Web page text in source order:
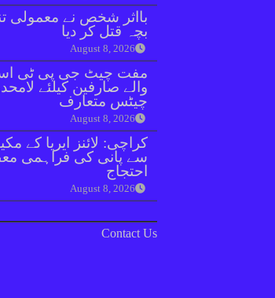
بچہ قتل کر دیا
August 8, 2026
مفت چیٹ جی پی ٹی
والے صارفین کیلئے
چیٹس متعارف
August 8, 2026
سے پانی کی فراہمی
احتجاج
August 8, 2026
Contact Us